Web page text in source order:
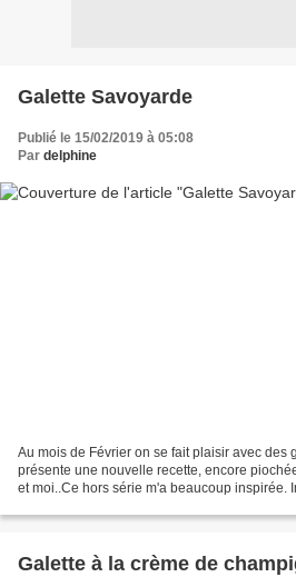
Galette Savoyarde
Publié le 15/02/2019 à 05:08
Par delphine
Au mois de Février on se fait plaisir avec des
présente une nouvelle recette, encore
et moi..Ce hors série m'a beaucoup inspirée.
Galette à la crème de